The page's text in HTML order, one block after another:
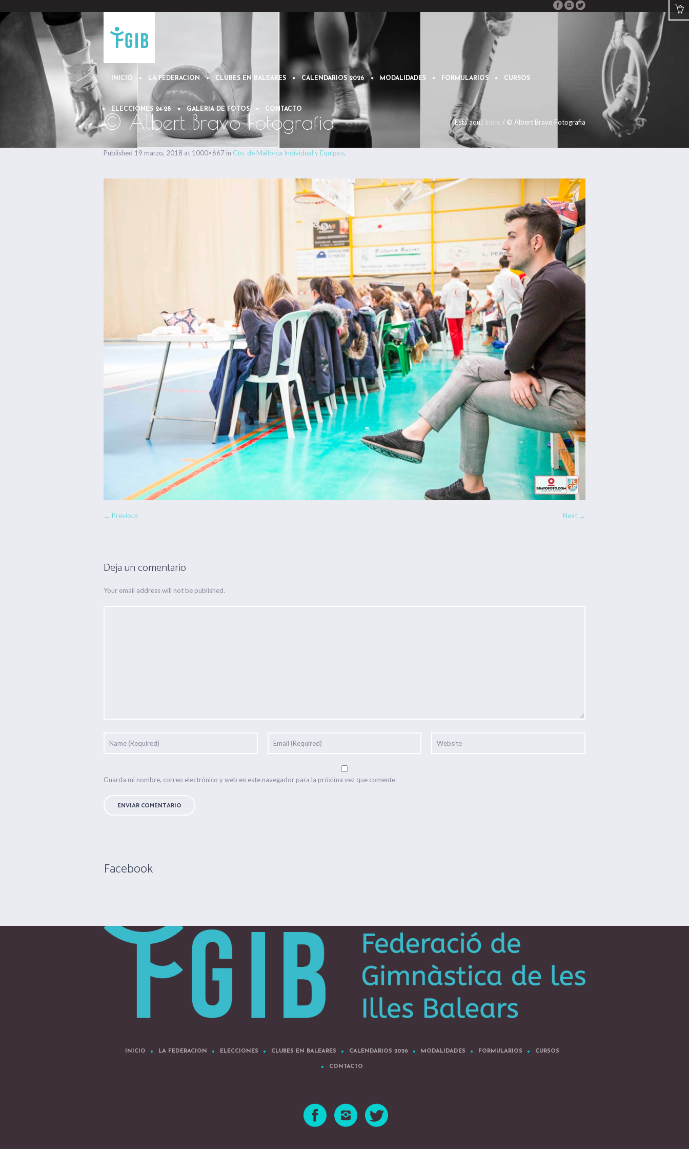
INICIO LA FEDERACION CLUBES EN BALEARES CALENDARIOS 2026 MODALIDADES FORMULARIOS CURSOS
ELECCIONES 24-28 GALERIA DE FOTOS CONTACTO
© Albert Bravo Fotografia Está aquí: Inicio / © Albert Bravo Fotografia
Published 19 marzo, 2018 at 1000×667 in Cto. de Mallorca Individual y Equipos.
← Previous Next →
Deja un comentario
Your email address will not be published.
Guarda mi nombre, correo electrónico y web en este navegador para la próxima vez que comente.
Facebook
INICIO LA FEDERACION ELECCIONES CLUBES EN BALEARES CALENDARIOS 2026 MODALIDADES FORMULARIOS CURSOS
CONTACTO